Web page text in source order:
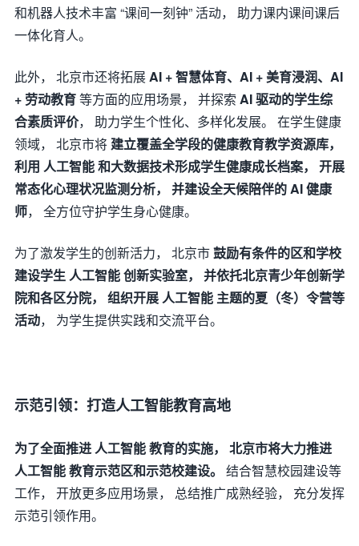
和机器人技术丰富 “课间一刻钟” 活动， 助力课内课间课后
一体化育人。
此外， 北京市还将拓展AI + 智慧体育、AI + 美育浸润、AI
+ 劳动教育等方面的应用场景， 并探索 AI 驱动的学生综
合素质评价， 助力学生个性化、多样化发展。 在学生健康
领域， 北京市将 建立覆盖全学段的健康教育教学资源库，
利用 人工智能 和大数据技术形成学生健康成长档案， 开展
常态化心理状况监测分析， 并建设全天候陪伴的 AI 健康
师， 全方位守护学生身心健康。
为了激发学生的创新活力， 北京市鼓励有条件的区和学校
建设学生 人工智能 创新实验室， 并依托北京青少年创新学
院和各区分院， 组织开展 人工智能 主题的夏（冬）令营等
活动， 为学生提供实践和交流平台。
示范引领：打造人工智能教育高地
为了全面推进 人工智能 教育的实施， 北京市将大力推进
人工智能 教育示范区和示范校建设。 结合智慧校园建设等
工作， 开放更多应用场景， 总结推广成熟经验， 充分发挥
示范引领作用。